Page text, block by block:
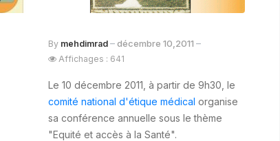
By mehdimrad décembre 10,2011
Affichages : 641
Le 10 décembre 2011, à partir de 9h30, le
comité national d'étique médical organise
sa conférence annuelle sous le thème
"Equité et accès à la Santé".